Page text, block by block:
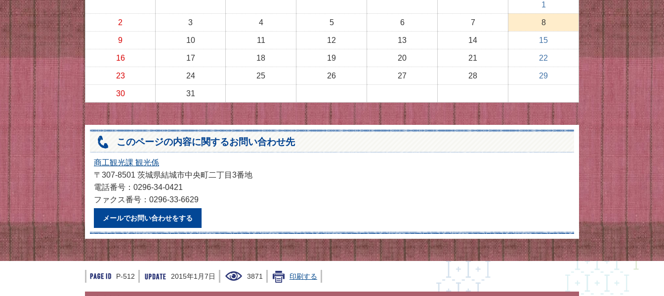
1
2 3 4 5 6 7 8
9 10 11 12 13 14 15
16 17 18 19 20 21 22
23 24 25 26 27 28 29
30 31
このページの内容に関するお問い合わせ先
商工観光課 観光係
〒307-8501 茨城県結城市中央町二丁目3番地
電話番号：0296-34-0421
ファクス番号：0296-33-6629
メールでお問い合わせをする
P-512 2015年1月7日 3871 印刷する